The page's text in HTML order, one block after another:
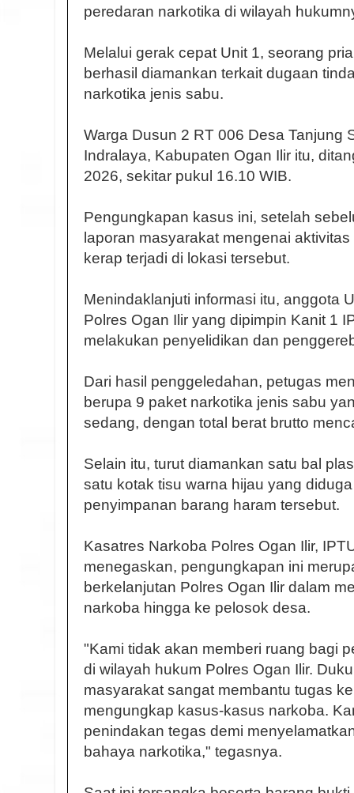
peredaran narkotika di wilayah
Melalui gerak cepat Unit 1, seorang
berhasil diamankan terkait dugaan
narkotika jenis sabu.
Warga Dusun 2 RT 006 Desa Tanjung
Indralaya, Kabupaten Ogan Ilir itu,
2026, sekitar pukul 16.10 WIB.
Pengungkapan kasus ini, setelah
laporan masyarakat mengenai
kerap terjadi di lokasi tersebut.
Menindaklanjuti informasi itu, anggota
Polres Ogan Ilir yang dipimpin Kanit 1
melakukan penyelidikan dan
Dari hasil penggeledahan, petugas
berupa 9 paket narkotika jenis sabu
sedang, dengan total berat brutto
Selain itu, turut diamankan satu bal
satu kotak tisu warna hijau yang
penyimpanan barang haram tersebut.
Kasatres Narkoba Polres Ogan Ilir,
menegaskan, pengungkapan ini
berkelanjutan Polres Ogan Ilir dalam
narkoba hingga ke pelosok desa.
"Kami tidak akan memberi ruang bagi
di wilayah hukum Polres Ogan Ilir.
masyarakat sangat membantu tugas
mengungkap kasus-kasus narkoba.
penindakan tegas demi
bahaya narkotika," tegasnya.